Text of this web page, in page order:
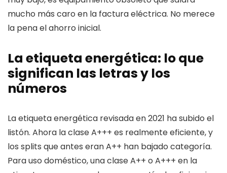
mucho más caro en la factura eléctrica. No merece
la pena el ahorro inicial.
La etiqueta energética: lo que
significan las letras y los
números
La etiqueta energética revisada en 2021 ha subido el
listón. Ahora la clase A+++ es realmente eficiente, y
los splits que antes eran A++ han bajado categoría.
Para uso doméstico, una clase A++ o A+++ en la